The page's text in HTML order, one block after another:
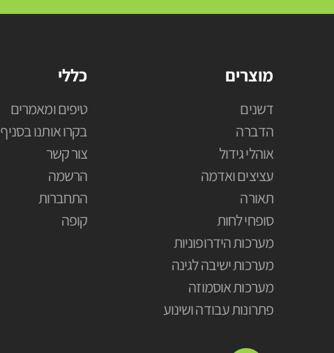
מוצרים
דשנים
הדברה
אוהלי גידול
עציצים ואדמה
תאורה
סופחי לחות
מערכות הידרופוניות
מערכות ישיבה לגינה
מערכות אוסמוזה
פתרונות עבודה ושינוע
כללי
טיפים ומאמרים
בקרו אותנו בסניף
צור קשר
הרשמה
התחברות
קופה